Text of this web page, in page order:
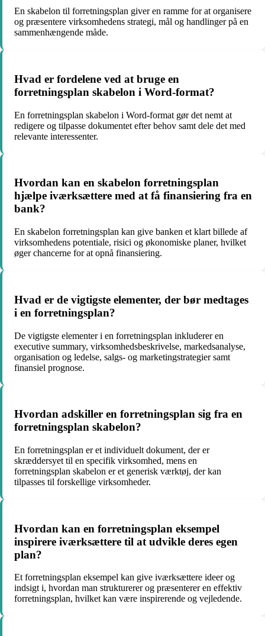
En skabelon til forretningsplan giver en ramme for at organisere
og præsentere virksomhedens strategi, mål og handlinger på en
sammenhængende måde.
Hvad er fordelene ved at bruge en
forretningsplan skabelon i Word-format?
En forretningsplan skabelon i Word-format gør det nemt at
redigere og tilpasse dokumentet efter behov samt dele det med
relevante interessenter.
Hvordan kan en skabelon forretningsplan
hjælpe iværksættere med at få finansiering fra en
bank?
En skabelon forretningsplan kan give banken et klart billede af
virksomhedens potentiale, risici og økonomiske planer, hvilket
øger chancerne for at opnå finansiering.
Hvad er de vigtigste elementer, der bør medtages
i en forretningsplan?
De vigtigste elementer i en forretningsplan inkluderer en
executive summary, virksomhedsbeskrivelse, markedsanalyse,
organisation og ledelse, salgs- og marketingstrategier samt
finansiel prognose.
Hvordan adskiller en forretningsplan sig fra en
forretningsplan skabelon?
En forretningsplan er et individuelt dokument, der er
skræddersyet til en specifik virksomhed, mens en
forretningsplan skabelon er et generisk værktøj, der kan
tilpasses til forskellige virksomheder.
Hvordan kan en forretningsplan eksempel
inspirere iværksættere til at udvikle deres egen
plan?
Et forretningsplan eksempel kan give iværksættere ideer og
indsigt i, hvordan man strukturerer og præsenterer en effektiv
forretningsplan, hvilket kan være inspirerende og vejledende.